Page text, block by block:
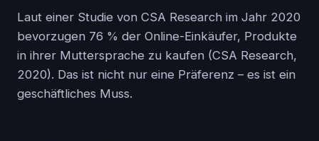
Laut einer Studie von CSA Research im Jahr 2020
bevorzugen 76 % der Online-Einkäufer, Produkte
in ihrer Muttersprache zu kaufen (CSA Research,
2020). Das ist nicht nur eine Präferenz – es ist ein
geschäftliches Muss.